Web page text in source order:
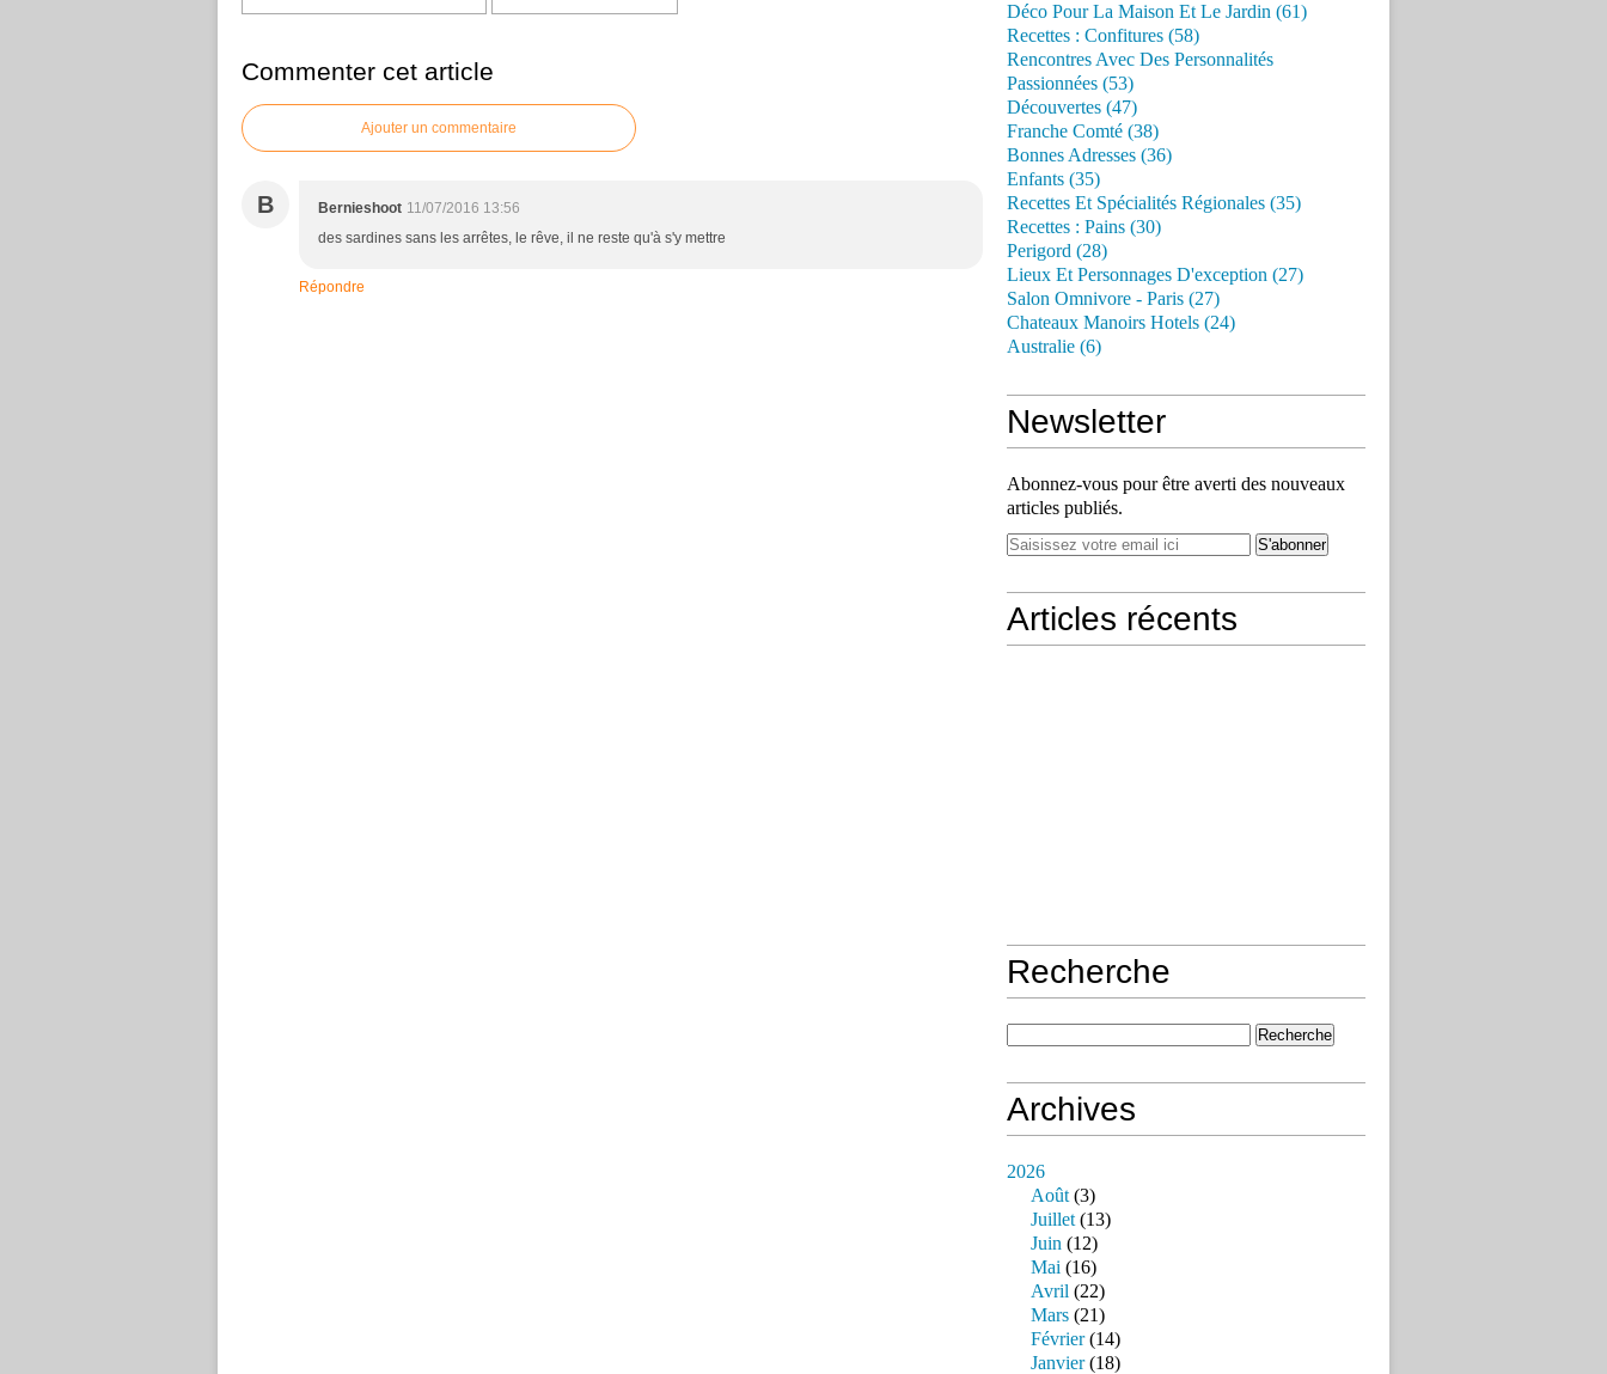
Commenter cet article
Ajouter un commentaire
B Bernieshoot 11/07/2016 13:56
des sardines sans les arrêtes, le rêve, il ne reste qu'à s'y mettre
Répondre
Déco Pour La Maison Et Le Jardin (61)
Recettes : Confitures (58)
Rencontres Avec Des Personnalités
Passionnées (53)
Découvertes (47)
Franche Comté (38)
Bonnes Adresses (36)
Enfants (35)
Recettes Et Spécialités Régionales (35)
Recettes : Pains (30)
Perigord (28)
Lieux Et Personnages D'exception (27)
Salon Omnivore - Paris (27)
Chateaux Manoirs Hotels (24)
Australie (6)
Newsletter
Abonnez-vous pour être averti des nouveaux
articles publiés.
Articles récents
Recherche
Archives
2026
Août(3)
Juillet(13)
Juin (12)
Mai (16)
Avril (22)
Mars (21)
Février(14)
Janvier(18)